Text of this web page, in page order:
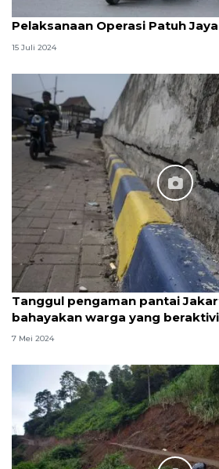
Pelaksanaan Operasi Patuh
15 Juli 2024
Tanggul pengaman pantai
bahayakan warga yang
7 Mei 2024